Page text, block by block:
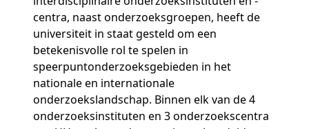
centra, naast onderzoeksgroepen, heeft de
universiteit in staat gesteld om een
betekenisvolle rol te spelen in
speerpuntonderzoeksgebieden in het
nationale en internationale
onderzoekslandschap. Binnen elk van de 4
onderzoeksinstituten en 3 onderzoekscentra